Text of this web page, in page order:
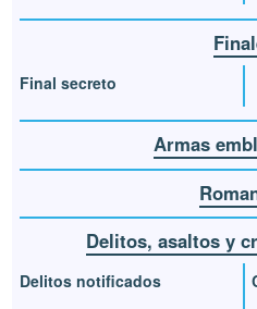
Final secreto
Armas
Delitos, asaltos y
Delitos notificados